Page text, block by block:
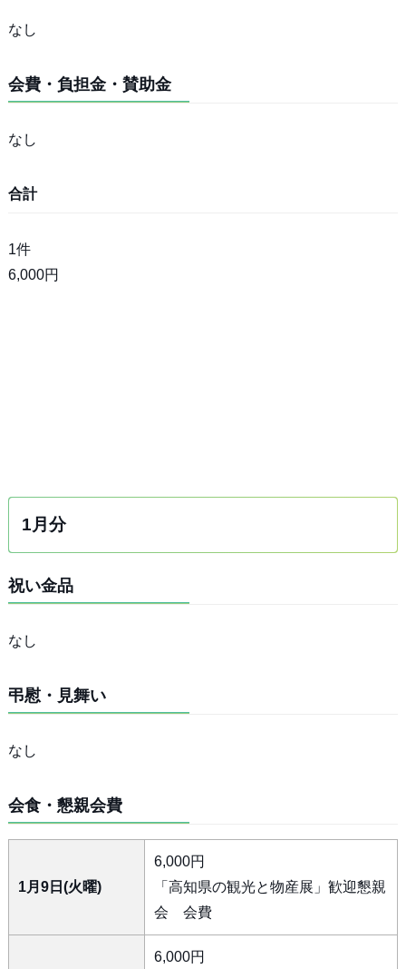
なし
会費・負担金・賛助金
なし
合計
1件
6,000円
1月分
祝い金品
なし
弔慰・見舞い
なし
会食・懇親会費
1月9日(火曜)
6,000円
「高知県の観光と物産展」歓迎懇親
会 会費
6,000円